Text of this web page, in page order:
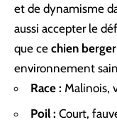
et de dynamisme
aussi accepter le
que ce chien berger
environnement
Race : Malinois,
Poil : Court,